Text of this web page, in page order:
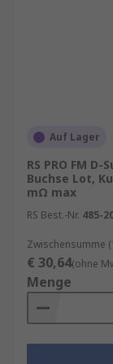
Auf Lager
RS PRO FM
Buchse Lot,
mΩ max
RS Best.-Nr. 485-
Zwischensumme
€ 30,64(ohne
Menge